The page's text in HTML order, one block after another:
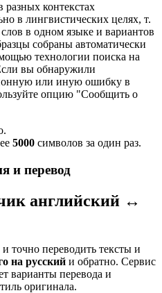
контекстах
в лингвистических целях, т.
в одном языке и вариантов
собраны автоматически
технологии поиска на
вы обнаружили
или иную ошибку в
опцию "Сообщить о
5000 символов за один раз.
и перевод
английский ↔
точно переводить тексты и
на русский и обратно. Сервис
варианты перевода и
оригинала.